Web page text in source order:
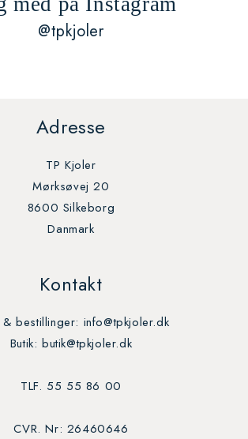
@tpkjoler
Adresse
TP Kjoler
Mørksøvej 20
8600 Silkeborg
Danmark
Kontakt
bestillinger: info@tpkjoler.dk
Butik: butik@tpkjoler.dk
TLF. 55 55 86 00
CVR. Nr: 26460646